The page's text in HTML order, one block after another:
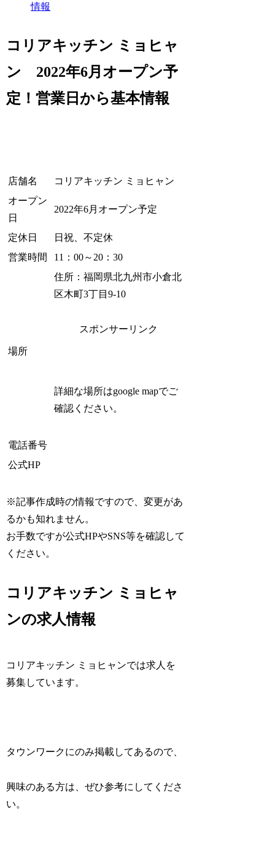
情報
コリアキッチン ミョヒャ
ン 2022年6月オープン予
定！営業日から基本情報
店舗名
コリアキッチン ミョヒャン
オープン
日
2022年6月オープン予定
定休日
日祝、不定休
営業時間
11：00～20：30
場所
住所：福岡県北九州市小倉北
区木町3丁目9-10
スポンサーリンク
詳細な場所はgoogle mapでご
確認ください。
電話番号
公式HP
※記事作成時の情報ですので、変更があ
るかも知れません。
お手数ですが公式HPやSNS等を確認して
ください。
コリアキッチン ミョヒャ
ンの求人情報
コリアキッチン ミョヒャンでは求人を
募集しています。
タウンワークにのみ掲載してあるので、
興味のある方は、ぜひ参考にしてくださ
い。